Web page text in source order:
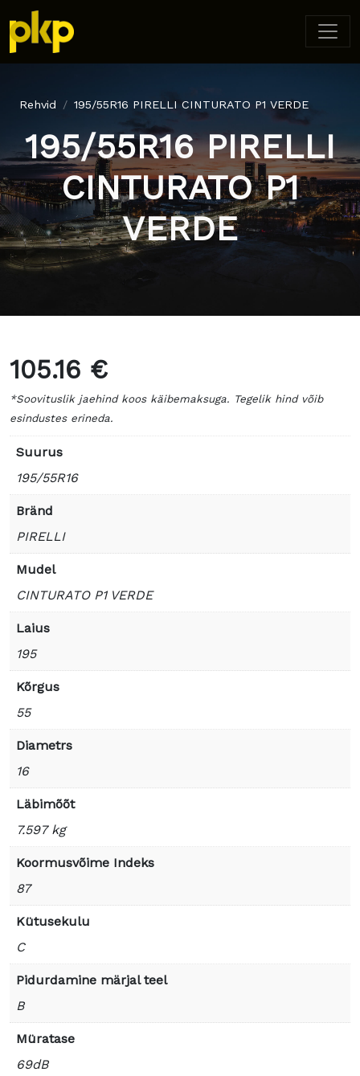
Rehvid 195/55R16 PIRELLI CINTURATO P1 VERDE
195/55R16 PIRELLI
CINTURATO P1
VERDE
105.16 €
*Soovituslik jaehind koos käibemaksuga. Tegelik hind võib
esindustes erineda.
Suurus
195/55R16
Bränd
PIRELLI
Mudel
CINTURATO P1 VERDE
Laius
195
Kõrgus
55
Diametrs
16
Läbimõõt
7.597 kg
Koormusvõime Indeks
87
Kütusekulu
C
Pidurdamine märjal teel
B
Müratase
69dB